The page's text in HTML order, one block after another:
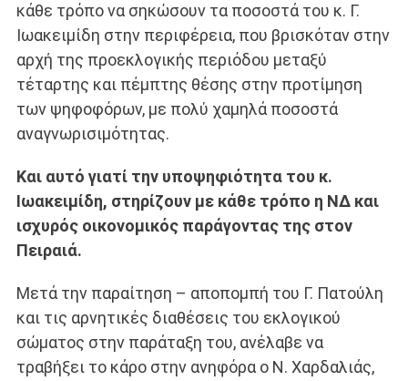
κάθε τρόπο να σηκώσουν τα ποσοστά του κ. Γ.
Ιωακειμίδη στην περιφέρεια, που βρισκόταν στην
αρχή της προεκλογικής περιόδου μεταξύ
τέταρτης και πέμπτης θέσης στην προτίμηση
των ψηφοφόρων, με πολύ χαμηλά ποσοστά
αναγνωρισιμότητας.
Και αυτό γιατί την υποψηφιότητα του κ.
Ιωακειμίδη, στηρίζουν με κάθε τρόπο η ΝΔ και
ισχυρός οικονομικός παράγοντας της στον
Πειραιά.
Μετά την παραίτηση – αποπομπή του Γ. Πατούλη
και τις αρνητικές διαθέσεις του εκλογικού
σώματος στην παράταξη του, ανέλαβε να
τραβήξει το κάρο στην ανηφόρα ο Ν. Χαρδαλιάς,